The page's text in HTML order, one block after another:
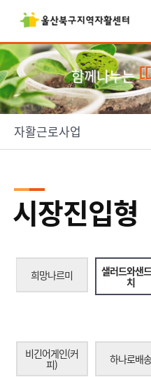
함께나누는
자활근로사업
시장진입형
희망나르미
샐러드와샌
치
비긴어게인(커
피)
하나로배